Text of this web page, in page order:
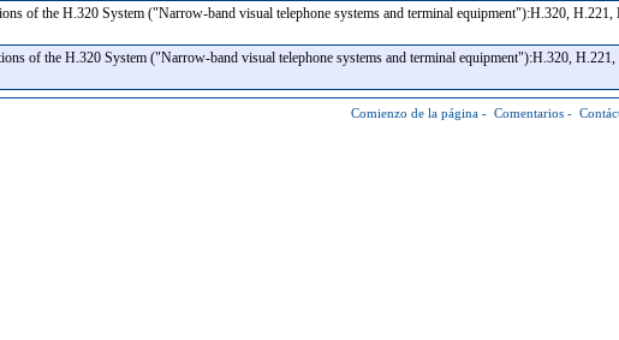
of the H.320 System ("Narrow-band visual telephone systems and terminal equipment"):H.320,
of the H.320 System ("Narrow-band visual telephone systems and terminal equipment"):H.320,
Comienzo de la página - Comentarios -